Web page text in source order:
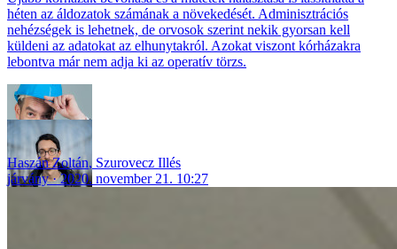
héten az áldozatok számának a növekedését. Adminisztrációs
nehézségek is lehetnek, de orvosok szerint nekik gyorsan kell
küldeni az adatokat az elhunytakról. Azokat viszont kórházakra
lebontva már nem adja ki az operatív törzs.
Haszán Zoltán, Szurovecz Illés
járvány
2020. november 21. 10:27